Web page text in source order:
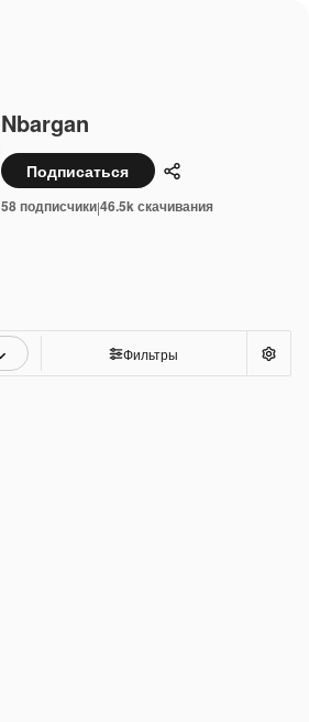
Nbargan
Подписаться Поделиться
58 подписчики|46.5k скачивания
Фильтры